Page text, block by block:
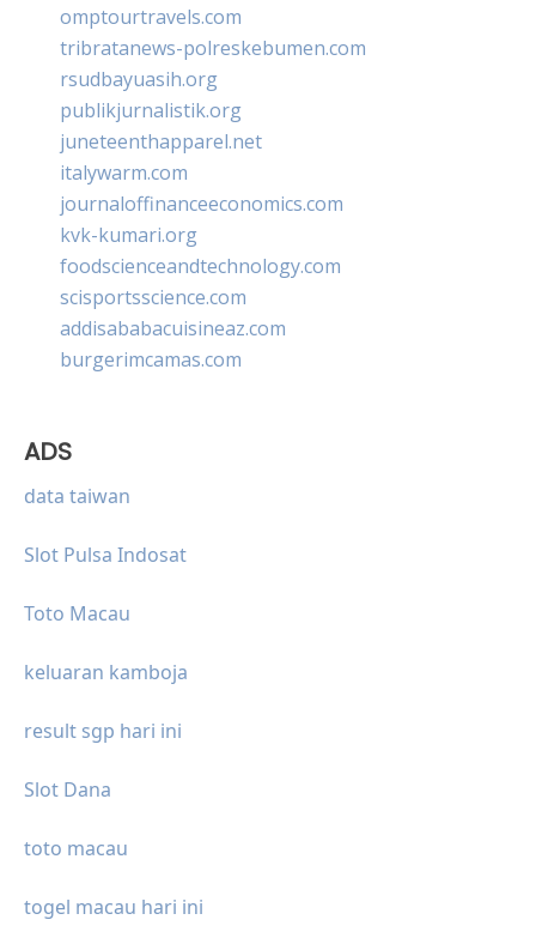
omptourtravels.com
tribratanews-polreskebumen.com
rsudbayuasih.org
publikjurnalistik.org
juneteenthapparel.net
italywarm.com
journaloffinanceeconomics.com
kvk-kumari.org
foodscienceandtechnology.com
scisportsscience.com
addisababacuisineaz.com
burgerimcamas.com
ADS
data taiwan
Slot Pulsa Indosat
Toto Macau
keluaran kamboja
result sgp hari ini
Slot Dana
toto macau
togel macau hari ini